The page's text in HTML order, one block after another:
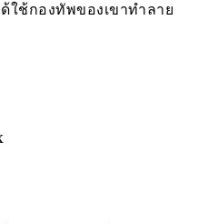
ใช้กองทัพของเขาทำลาย